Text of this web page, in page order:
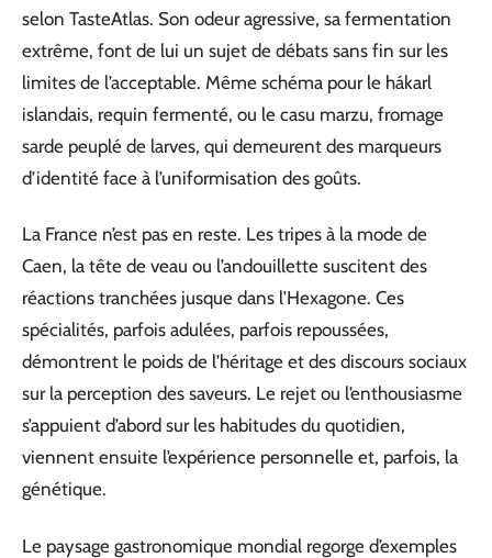
selon TasteAtlas. Son odeur agressive, sa fermentation
extrême, font de lui un sujet de débats sans fin sur les
limites de l’acceptable. Même schéma pour le hákarl
islandais, requin fermenté, ou le casu marzu, fromage
sarde peuplé de larves, qui demeurent des marqueurs
d’identité face à l’uniformisation des goûts.
La France n’est pas en reste. Les tripes à la mode de
Caen, la tête de veau ou l’andouillette suscitent des
réactions tranchées jusque dans l’Hexagone. Ces
spécialités, parfois adulées, parfois repoussées,
démontrent le poids de l’héritage et des discours sociaux
sur la perception des saveurs. Le rejet ou l’enthousiasme
s’appuient d’abord sur les habitudes du quotidien,
viennent ensuite l’expérience personnelle et, parfois, la
génétique.
Le paysage gastronomique mondial regorge d’exemples